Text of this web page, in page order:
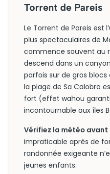
Torrent de Pareis
Le Torrent de Pareis est
plus spectaculaires de
commence souvent au
descend dans un
parfois sur de gros
la plage de Sa Calobra
fort (effet wahou
incontournable aux îles
Vérifiez la météo
impraticable après de
randonnée exigeante
jeunes enfants.